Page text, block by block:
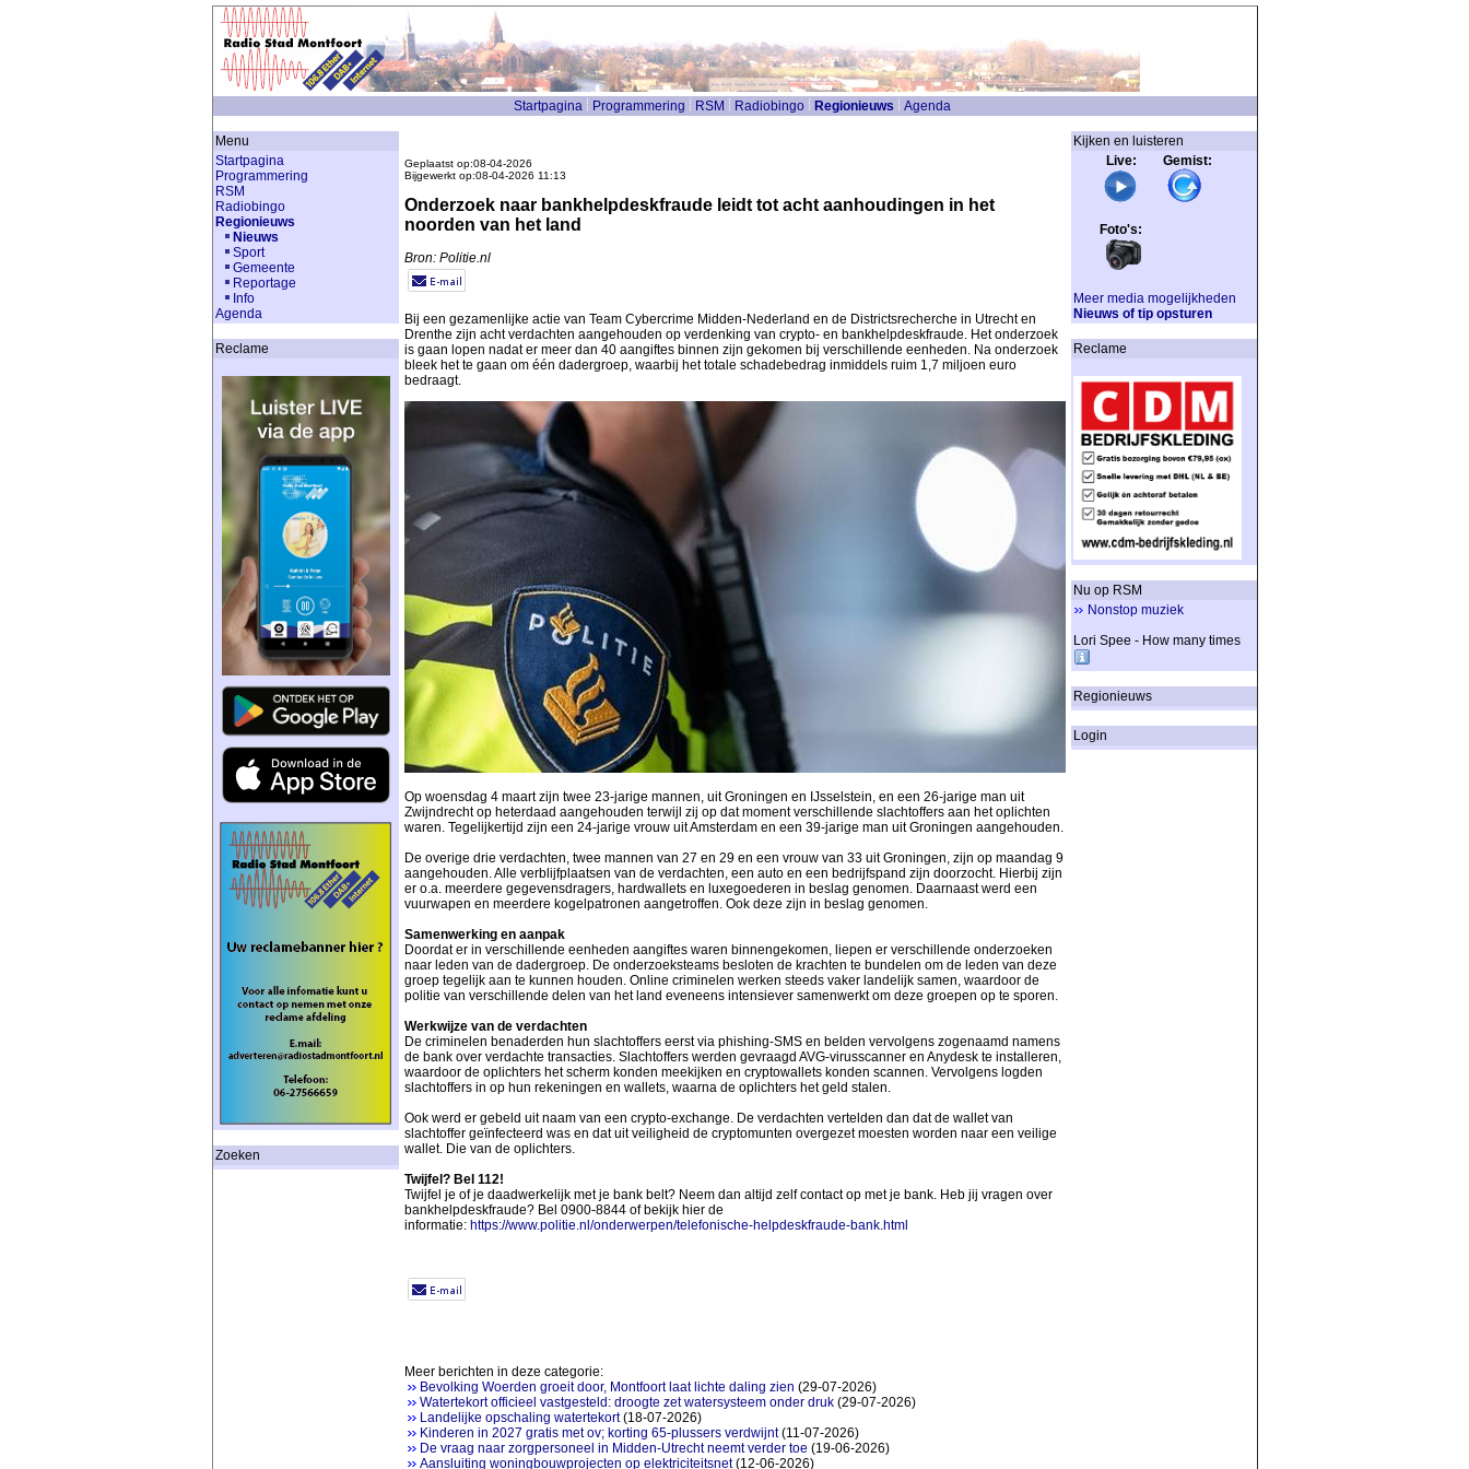
Startpagina Programmering RSM Radiobingo Regionieuws Agenda
Menu
Startpagina
Programmering
RSM
Radiobingo
Regionieuws
Nieuws
Sport
Gemeente
Reportage
Info
Agenda
Reclame
Zoeken
Geplaatst op:08-04-2026
Bijgewerkt op:08-04-2026 11:13
Onderzoek naar bankhelpdeskfraude leidt tot acht aanhoudingen in het
noorden van het land
Bron: Politie.nl
Bij een gezamenlijke actie van Team Cybercrime Midden-Nederland en de Districtsrecherche in Utrecht en
Drenthe zijn acht verdachten aangehouden op verdenking van crypto- en bankhelpdeskfraude. Het onderzoek
is gaan lopen nadat er meer dan 40 aangiftes binnen zijn gekomen bij verschillende eenheden. Na onderzoek
bleek het te gaan om één dadergroep, waarbij het totale schadebedrag inmiddels ruim 1,7 miljoen euro
bedraagt.
Op woensdag 4 maart zijn twee 23-jarige mannen, uit Groningen en IJsselstein, en een 26-jarige man uit
Zwijndrecht op heterdaad aangehouden terwijl zij op dat moment verschillende slachtoffers aan het oplichten
waren. Tegelijkertijd zijn een 24-jarige vrouw uit Amsterdam en een 39-jarige man uit Groningen aangehouden.
De overige drie verdachten, twee mannen van 27 en 29 en een vrouw van 33 uit Groningen, zijn op maandag 9
aangehouden. Alle verblijfplaatsen van de verdachten, een auto en een bedrijfspand zijn doorzocht. Hierbij zijn
er o.a. meerdere gegevensdragers, hardwallets en luxegoederen in beslag genomen. Daarnaast werd een
vuurwapen en meerdere kogelpatronen aangetroffen. Ook deze zijn in beslag genomen.
Samenwerking en aanpak
Doordat er in verschillende eenheden aangiftes waren binnengekomen, liepen er verschillende onderzoeken
naar leden van de dadergroep. De onderzoeksteams besloten de krachten te bundelen om de leden van deze
groep tegelijk aan te kunnen houden. Online criminelen werken steeds vaker landelijk samen, waardoor de
politie van verschillende delen van het land eveneens intensiever samenwerkt om deze groepen op te sporen.
Werkwijze van de verdachten
De criminelen benaderden hun slachtoffers eerst via phishing-SMS en belden vervolgens zogenaamd namens
de bank over verdachte transacties. Slachtoffers werden gevraagd AVG-virusscanner en Anydesk te installeren,
waardoor de oplichters het scherm konden meekijken en cryptowallets konden scannen. Vervolgens logden
slachtoffers in op hun rekeningen en wallets, waarna de oplichters het geld stalen.
Ook werd er gebeld uit naam van een crypto-exchange. De verdachten vertelden dan dat de wallet van
slachtoffer geïnfecteerd was en dat uit veiligheid de cryptomunten overgezet moesten worden naar een veilige
wallet. Die van de oplichters.
Twijfel? Bel 112!
Twijfel je of je daadwerkelijk met je bank belt? Neem dan altijd zelf contact op met je bank. Heb jij vragen over
bankhelpdeskfraude? Bel 0900-8844 of bekijk hier de
informatie: https://www.politie.nl/onderwerpen/telefonische-helpdeskfraude-bank.html
Meer berichten in deze categorie:
Bevolking Woerden groeit door, Montfoort laat lichte daling zien (29-07-2026)
Watertekort officieel vastgesteld: droogte zet watersysteem onder druk(29-07-2026)
Landelijke opschaling watertekort(18-07-2026)
Kinderen in 2027 gratis met ov; korting 65-plussers verdwijnt(11-07-2026)
De vraag naar zorgpersoneel in Midden-Utrecht neemt verder toe (19-06-2026)
Aansluiting woningbouwprojecten op elektriciteitsnet(12-06-2026)
Kijken en luisteren
Live: Gemist:
Foto's:
Meer media mogelijkheden
Nieuws of tip opsturen
Reclame
Nu op RSM
Nonstop muziek
Lori Spee - How many times
Regionieuws
Login